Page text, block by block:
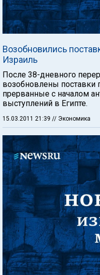
Возобновились
Израиль
После 38-дневного
возобновлены поставки
прерванные с началом
выступлений в Египте.
15.03.2011 21:39 // Экономика